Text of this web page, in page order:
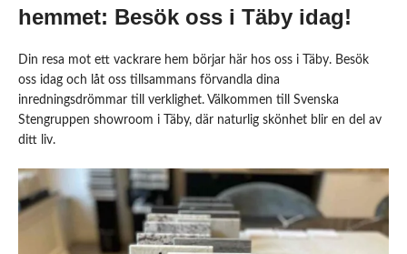
hemmet: Besök oss i Täby idag!
Din resa mot ett vackrare hem börjar här hos oss i Täby. Besök
oss idag och låt oss tillsammans förvandla dina
inredningsdrömmar till verklighet. Välkommen till Svenska
Stengruppen showroom i Täby, där naturlig skönhet blir en del av
ditt liv.